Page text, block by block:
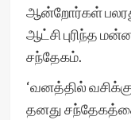
ஆன்றோர்கள்
ஆட்சி புரிந்த
சந்தேகம்.
‘வனத்தில்
தனது